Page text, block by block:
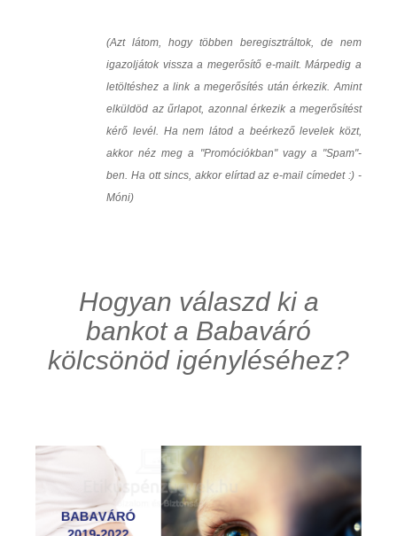
(Azt látom, hogy többen beregisztráltok, de nem
igazoljátok vissza a megerősítő e-mailt. Márpedig a
letöltéshez a link a megerősítés után érkezik. Amint
elküldöd az űrlapot, azonnal érkezik a megerősítést
kérő levél. Ha nem látod a beérkező levelek közt,
akkor néz meg a "Promóciókban" vagy a "Spam"-
ben. Ha ott sincs, akkor elírtad az e-mail címedet :) -
Móni)
Hogyan válaszd ki a
bankot a Babaváró
kölcsönöd igényléséhez?